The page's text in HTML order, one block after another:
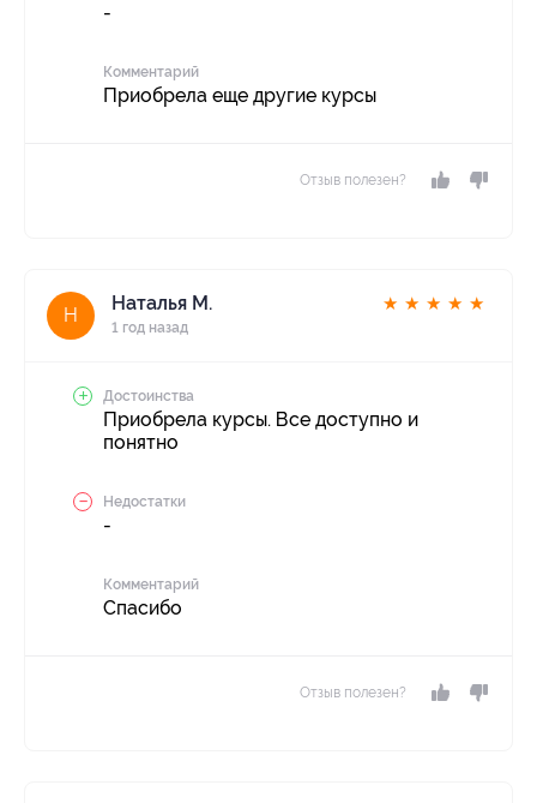
-
Комментарий
Приобрела еще другие курсы
Отзыв полезен?
Н
Наталья М.
1 год назад
★ ★ ★ ★ ★
Достоинства
Приобрела курсы. Все доступно и
понятно
Недостатки
-
Комментарий
Спасибо
Отзыв полезен?